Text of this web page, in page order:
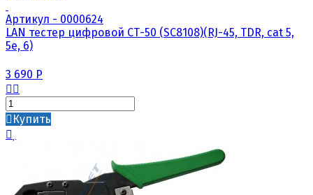
Артикул - 0000624
LAN тестер цифровой СТ-50 (SC8108)(RJ-45, TDR, cat 5,
5e, 6)
3 690 Р
Купить